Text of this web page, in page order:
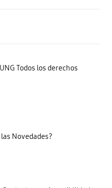
Todos los derechos
Novedades?